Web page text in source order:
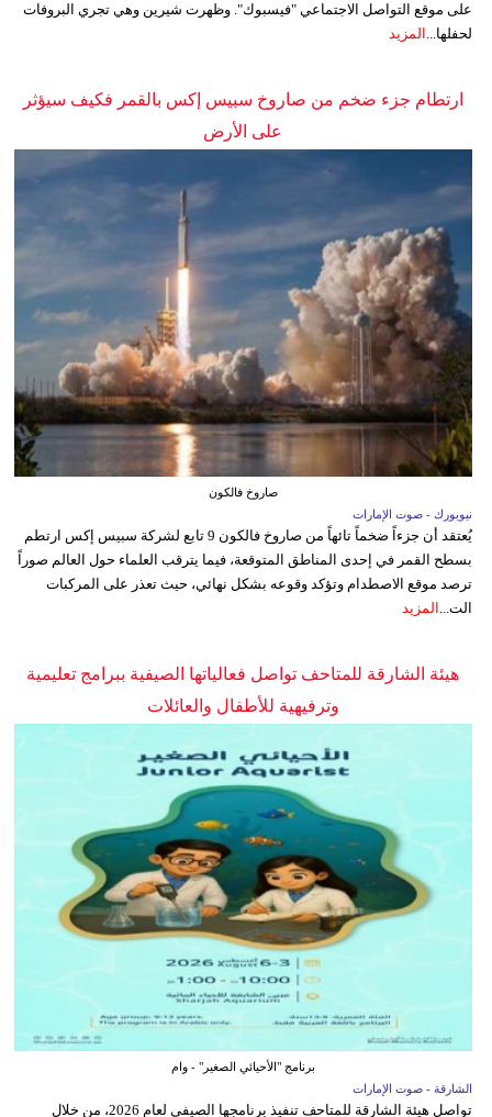
على موقع التواصل الاجتماعي "فيسبوك". وظهرت شيرين وهي تجري البروفات
لحفلها... المزيد
ارتطام جزء ضخم من صاروخ سبيس إكس بالقمر فكيف سيؤثر
على الأرض
صاروخ فالكون
نيويورك - صوت الإمارات
يُعتقد أن جزءاً ضخماً تائهاً من صاروخ فالكون 9 تابع لشركة سبيس إكس ارتطم
بسطح القمر في إحدى المناطق المتوقعة، فيما يترقب العلماء حول العالم صوراً
ترصد موقع الاصطدام وتؤكد وقوعه بشكل نهائي، حيث تعذر على المركبات
الت...
المزيد
هيئة الشارقة للمتاحف تواصل فعالياتها الصيفية ببرامج تعليمية
وترفيهية للأطفال والعائلات
برنامج "الأحيائي الصغير" - وام
الشارقة - صوت الإمارات
تواصل هيئة الشارقة للمتاحف تنفيذ برنامجها الصيفي لعام 2026، من خلال